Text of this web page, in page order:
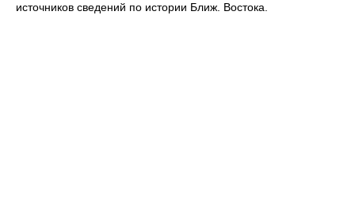
источников сведений по истории Ближ. Востока.